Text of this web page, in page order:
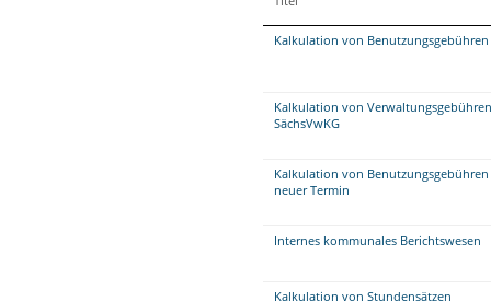
Kalkulation von
Kalkulation von
SächsVwKG
Kalkulation von
neuer Termin
Internes kommunales Berichtswesen
Kalkulation von Stundensätzen